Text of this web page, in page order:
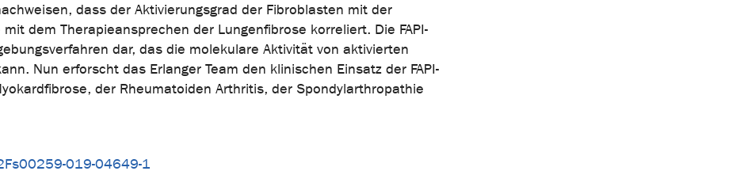
dass der Aktivierungsgrad der Fibroblasten mit der
dem Therapieansprechen der Lungenfibrose korreliert. Die FAPI-
dar, das die molekulare Aktivität von aktivierten
Nun erforscht das Erlanger Team den klinischen Einsatz der FAPI-
der Rheumatoiden Arthritis, der Spondylarthropathie
019-04649-1